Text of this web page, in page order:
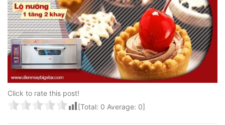
Click to rate this post!
[Total: 0 Average: 0]